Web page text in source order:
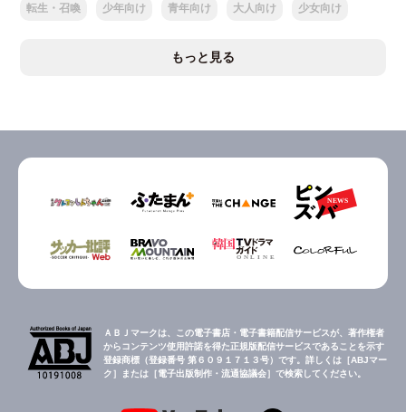
転生・召喚 少年向け 青年向け 大人向け 少女向け
もっと見る
ＡＢＪマークは、この電子書店・電子書籍配信サービスが、著作権者
からコンテンツ使用許諾を得た正規版配信サービスであることを示す
登録商標（登録番号 第６０９１７１３号）です。詳しくは［ABJマー
ク］または［電子出版制作・流通協議会］で検索してください。